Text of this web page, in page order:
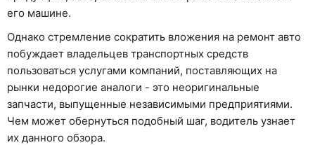
его машине.
Однако стремление сократить вложения на ремонт авто
побуждает владельцев транспортных средств
пользоваться услугами компаний, поставляющих на
рынки недорогие аналоги - это неоригинальные
запчасти, выпущенные независимыми предприятиями.
Чем может обернуться подобный шаг, водитель узнает
их данного обзора.